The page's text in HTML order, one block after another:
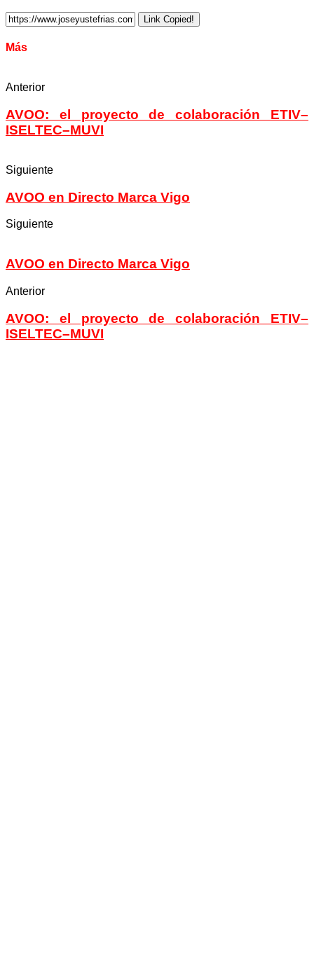
Link Copied!
Más
Anterior
AVOO: el proyecto de colaboración ETIV–
ISELTEC–MUVI
Siguiente
AVOO en Directo Marca Vigo
Siguiente
AVOO en Directo Marca Vigo
Anterior
AVOO: el proyecto de colaboración ETIV–
ISELTEC–MUVI